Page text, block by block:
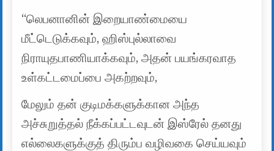
“லெபனானின் இறையாண்மையை
மீட்டெடுக்கவும், ஹிஸ்புல்லாவை
நிராயுதபாணியாக்கவும், அதன் பயங்கரவாத
உள்கட்டமைப்பை அகற்றவும்,
மேலும் தன் குடிமக்களுக்கான அந்த
அச்சுறுத்தல் நீக்கப்பட்டவுடன் இஸ்ரேல் தனது
எல்லைகளுக்குத் திரும்ப வழிவகை செய்யவும்